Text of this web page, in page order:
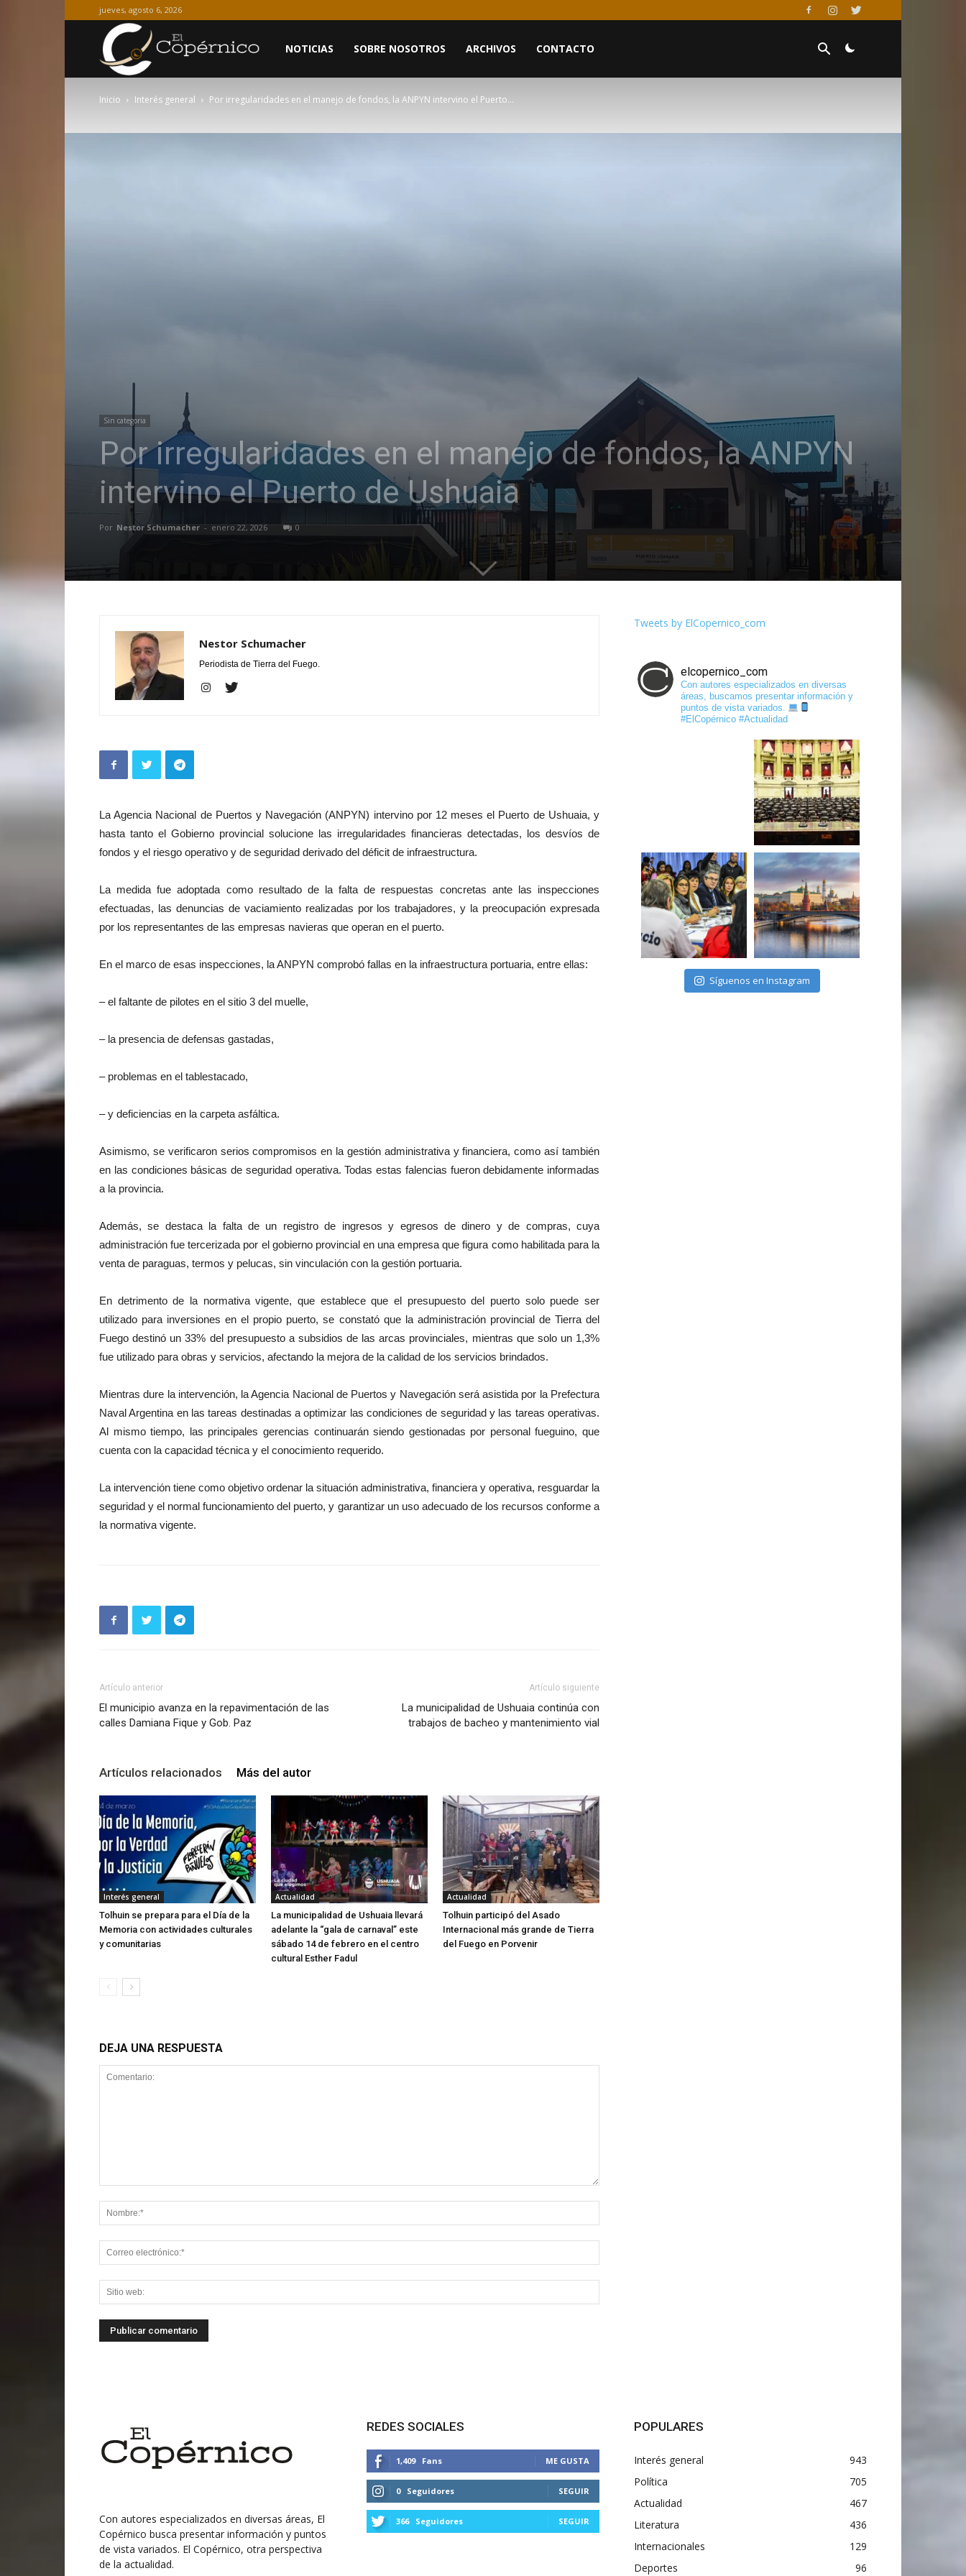
jueves, agosto 6, 2026
Copérnico
NOTICIAS SOBRE NOSOTROS ARCHIVOS CONTACTO
Inicio Interés general Por irregularidades en el manejo de fondos, la ANPYN intervino el Puerto...
Sin categoria
Por irregularidades en el manejo de fondos, la ANPYN
intervino el Puerto de Ushuaia
Por Nestor Schumacher - enero 22, 2026 0
Nestor Schumacher
Periodista de Tierra del Fuego.
La Agencia Nacional de Puertos y Navegación (ANPYN) intervino por 12 meses el Puerto de Ushuaia, y
hasta tanto el Gobierno provincial solucione las irregularidades financieras detectadas, los desvíos de
fondos y el riesgo operativo y de seguridad derivado del déficit de infraestructura.
La medida fue adoptada como resultado de la falta de respuestas concretas ante las inspecciones
efectuadas, las denuncias de vaciamiento realizadas por los trabajadores, y la preocupación expresada
por los representantes de las empresas navieras que operan en el puerto.
En el marco de esas inspecciones, la ANPYN comprobó fallas en la infraestructura portuaria, entre ellas:
– el faltante de pilotes en el sitio 3 del muelle,
– la presencia de defensas gastadas,
– problemas en el tablestacado,
– y deficiencias en la carpeta asfáltica.
Asimismo, se verificaron serios compromisos en la gestión administrativa y financiera, como así también
en las condiciones básicas de seguridad operativa. Todas estas falencias fueron debidamente informadas
a la provincia.
Además, se destaca la falta de un registro de ingresos y egresos de dinero y de compras, cuya
administración fue tercerizada por el gobierno provincial en una empresa que figura como habilitada para la
venta de paraguas, termos y pelucas, sin vinculación con la gestión portuaria.
En detrimento de la normativa vigente, que establece que el presupuesto del puerto solo puede ser
utilizado para inversiones en el propio puerto, se constató que la administración provincial de Tierra del
Fuego destinó un 33% del presupuesto a subsidios de las arcas provinciales, mientras que solo un 1,3%
fue utilizado para obras y servicios, afectando la mejora de la calidad de los servicios brindados.
Mientras dure la intervención, la Agencia Nacional de Puertos y Navegación será asistida por la Prefectura
Naval Argentina en las tareas destinadas a optimizar las condiciones de seguridad y las tareas operativas.
Al mismo tiempo, las principales gerencias continuarán siendo gestionadas por personal fueguino, que
cuenta con la capacidad técnica y el conocimiento requerido.
La intervención tiene como objetivo ordenar la situación administrativa, financiera y operativa, resguardar la
seguridad y el normal funcionamiento del puerto, y garantizar un uso adecuado de los recursos conforme a
la normativa vigente.
Artículo anterior
El municipio avanza en la repavimentación de las
calles Damiana Fique y Gob. Paz
Artículo siguiente
La municipalidad de Ushuaia continúa con
trabajos de bacheo y mantenimiento vial
Artículos relacionados Más del autor
Interés general
Tolhuin se prepara para el Día de la
Memoria con actividades culturales
y comunitarias
Actualidad
La municipalidad de Ushuaia llevará
adelante la “gala de carnaval” este
sábado 14 de febrero en el centro
cultural Esther Fadul
Actualidad
Tolhuin participó del Asado
Internacional más grande de Tierra
del Fuego en Porvenir
DEJA UNA RESPUESTA
Tweets by ElCopernico_com
elcopernico_com
Con autores especializados en diversas
áreas, buscamos presentar información y
puntos de vista variados.
#ElCopérnico #Actualidad
Síguenos en Instagram
Con autores especializados en diversas áreas, El
Copérnico busca presentar información y puntos
de vista variados. El Copérnico, otra perspectiva
de la actualidad.
REDES SOCIALES
1,409 Fans ME GUSTA
0 Seguidores SEGUIR
366 Seguidores SEGUIR
POPULARES
Interés general
943
Política
705
Actualidad
467
Literatura
436
Internacionales
129
Deportes
96